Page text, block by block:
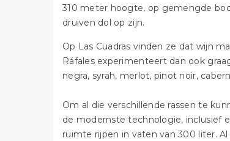
310 meter hoogte, op gemengde
druiven dol op zijn.
Op Las Cuadras vinden ze dat wijn
Ráfales experimenteert dan ook
negra, syrah, merlot, pinot noir,
Om al die verschillende rassen te
de modernste technologie, inclusief
ruimte rijpen in vaten van 300 liter.